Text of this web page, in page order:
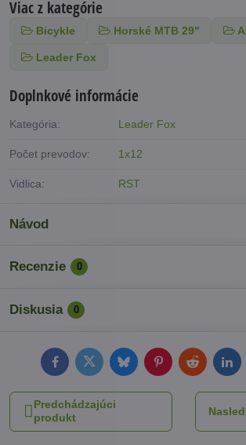
Viac z kategórie
Bicykle Horské MTB 29"
Leader Fox
Doplnkové informácie
Kategória: Leader Fox
Počet prevodov: 1x12
Vidlica: RST
Návod
Recenzie 0
Diskusia 0
FacebookTwitterBlueskyPinterestReddit
Predchádzajúci
produkt